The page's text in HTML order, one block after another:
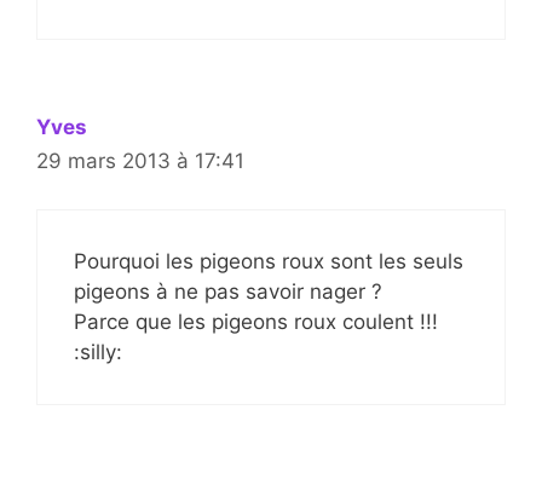
Yves
29 mars 2013 à 17:41
Pourquoi les pigeons roux sont les seuls
pigeons à ne pas savoir nager ?
Parce que les pigeons roux coulent !!!
:silly: